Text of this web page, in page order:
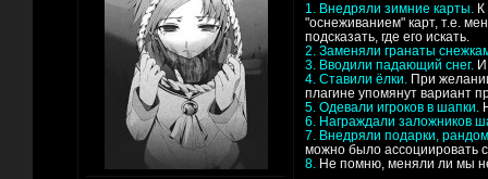
1. Внедряли зимние карты.
"оснеживанием" карт, т.е.
подсказать, где его искать.
2. Заменяли гранаты
3. Вводили падающий снег.
4. Ставили ёлки. При
плагине упомянут вариант
5. Одевали игроков в шапки.
6. Награждали заложников
7. Внедряли подарки,
можно было ассоциировать
8. Не помню, меняли ли мы